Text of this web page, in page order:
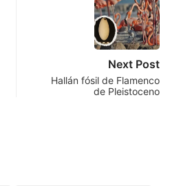
Next Post
Hallán fósil de Flamenco
de Pleistoceno